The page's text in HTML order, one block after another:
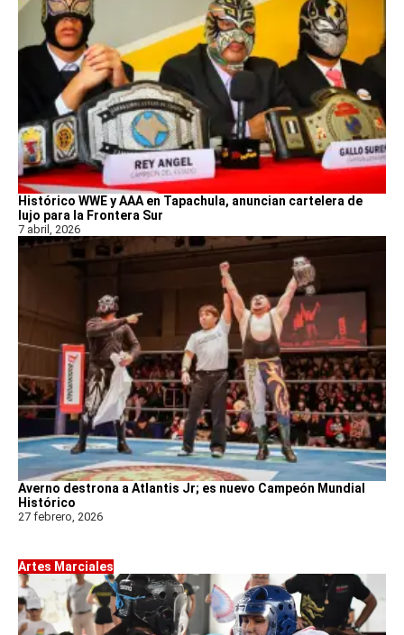
Histórico WWE y AAA en Tapachula, anuncian cartelera de
lujo para la Frontera Sur
7 abril, 2026
Averno destrona a Atlantis Jr; es nuevo Campeón Mundial
Histórico
27 febrero, 2026
Artes Marciales